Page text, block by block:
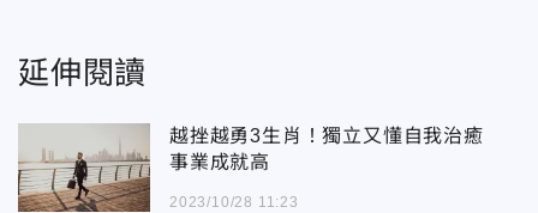
延伸閱讀
越挫越勇3生肖！獨立又懂自我治癒
事業成就高
2023/10/28 11:23